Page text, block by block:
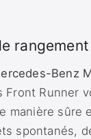
Benz
Runner
manière sûre
spontanés,